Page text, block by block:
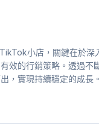
小店，關鍵在於
效的行銷策略。透過
，實現持續穩定的成